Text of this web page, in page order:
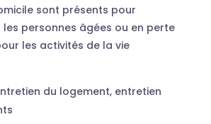
sont présents pour
personnes âgées ou en perte
les activités de la vie
du logement, entretien